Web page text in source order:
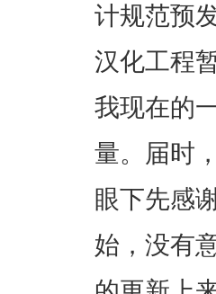
计规范预
汉化工程
我现在的
量。届时
眼下先感
始，没有